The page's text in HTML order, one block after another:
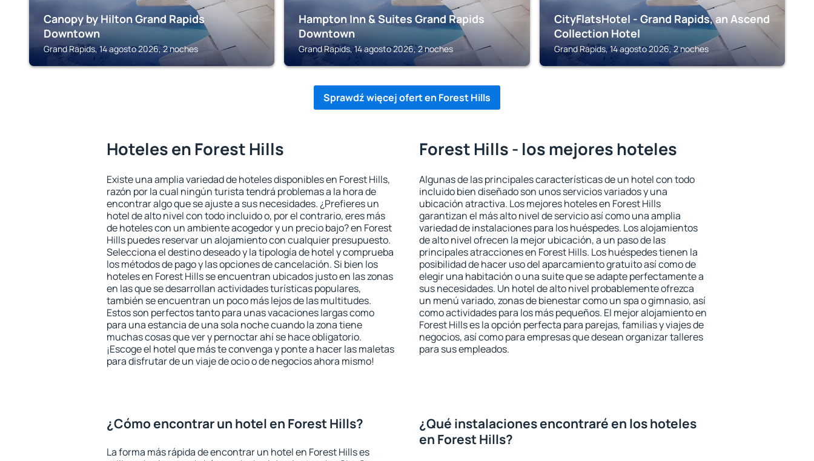
Canopy by Hilton Grand Rapids
Downtown
Grand Rapids, 14 agosto 2026, 2 noches
Hampton Inn & Suites Grand Rapids
Downtown
Grand Rapids, 14 agosto 2026, 2 noches
CityFlatsHotel - Grand Rapids, an Ascend
Collection Hotel
Grand Rapids, 14 agosto 2026, 2 noches
Sprawdź więcej ofert en Forest Hills
Hoteles en Forest Hills
Existe una amplia variedad de hoteles disponibles en Forest Hills,
razón por la cual ningún turista tendrá problemas a la hora de
encontrar algo que se ajuste a sus necesidades. ¿Prefieres un
hotel de alto nivel con todo incluido o, por el contrario, eres más
de hoteles con un ambiente acogedor y un precio bajo? en Forest
Hills puedes reservar un alojamiento con cualquier presupuesto.
Selecciona el destino deseado y la tipología de hotel y comprueba
los métodos de pago y las opciones de cancelación. Si bien los
hoteles en Forest Hills se encuentran ubicados justo en las zonas
en las que se desarrollan actividades turísticas populares,
también se encuentran un poco más lejos de las multitudes.
Estos son perfectos tanto para unas vacaciones largas como
para una estancia de una sola noche cuando la zona tiene
muchas cosas que ver y pernoctar ahí se hace obligatorio.
¡Escoge el hotel que más te convenga y ponte a hacer las maletas
para disfrutar de un viaje de ocio o de negocios ahora mismo!
Forest Hills - los mejores hoteles
Algunas de las principales características de un hotel con todo
incluido bien diseñado son unos servicios variados y una
ubicación atractiva. Los mejores hoteles en Forest Hills
garantizan el más alto nivel de servicio así como una amplia
variedad de instalaciones para los huéspedes. Los alojamientos
de alto nivel ofrecen la mejor ubicación, a un paso de las
principales atracciones en Forest Hills. Los huéspedes tienen la
posibilidad de hacer uso del aparcamiento gratuito así como de
elegir una habitación o una suite que se adapte perfectamente a
sus necesidades. Un hotel de alto nivel probablemente ofrezca
un menú variado, zonas de bienestar como un spa o gimnasio, así
como actividades para los más pequeños. El mejor alojamiento en
Forest Hills es la opción perfecta para parejas, familias y viajes de
negocios, así como para empresas que desean organizar talleres
para sus empleados.
¿Cómo encontrar un hotel en Forest Hills?
La forma más rápida de encontrar un hotel en Forest Hills es
¿Qué instalaciones encontraré en los hoteles
en Forest Hills?